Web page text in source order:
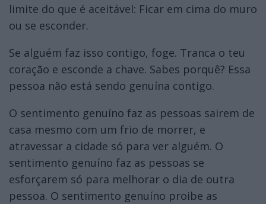
limite do que é aceitável: Ficar em cima do muro
ou se esconder.
Se alguém faz isso contigo, foge. Tranca o teu
coração e esconde a chave. Sabes porquê? Essa
pessoa não está sendo genuína contigo.
O sentimento genuíno faz as pessoas sairem de
casa mesmo com um frio de morrer, e
atravessar a cidade só para ver alguém. O
sentimento genuíno faz as pessoas se
esforçarem só para melhorar o dia de outra
pessoa. O sentimento genuíno proibe as